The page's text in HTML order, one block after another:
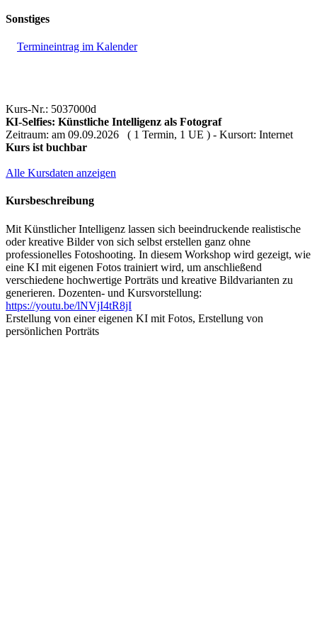
Sonstiges
Termineintrag im Kalender
Kurs-Nr.: 5037000d
KI-Selfies: Künstliche Intelligenz als Fotograf
Zeitraum: am 09.09.2026 ( 1 Termin, 1 UE ) - Kursort: Internet
Kurs ist buchbar
Alle Kursdaten anzeigen
Kursbeschreibung
Mit Künstlicher Intelligenz lassen sich beeindruckende realistische
oder kreative Bilder von sich selbst erstellen ganz ohne
professionelles Fotoshooting. In diesem Workshop wird gezeigt, wie
eine KI mit eigenen Fotos trainiert wird, um anschließend
verschiedene hochwertige Porträts und kreative Bildvarianten zu
generieren. Dozenten- und Kursvorstellung:
https://youtu.be/lNVjI4tR8jI
Erstellung von einer eigenen KI mit Fotos, Erstellung von
persönlichen Porträts